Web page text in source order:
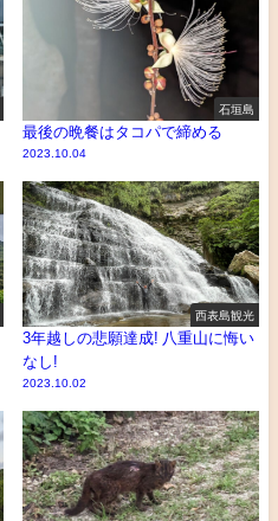
石垣島
最後の晩餐はタコパで締める
2023.10.04
西表島観光
3年越しの悲願達成! 八重山に悔い
なし!
2023.10.02